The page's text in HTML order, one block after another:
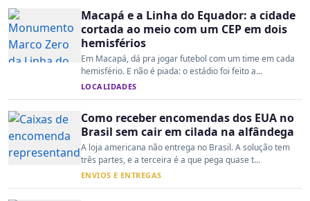
Macapá e a Linha do Equador: a cidade
cortada ao meio com um CEP em dois
hemisférios
Em Macapá, dá pra jogar futebol com um time em cada
hemisfério. E não é piada: o estádio foi feito a...
LOCALIDADES
Como receber encomendas dos EUA no
Brasil sem cair em cilada na alfândega
A loja americana não entrega no Brasil. A solução tem
três partes, e a terceira é a que pega quase t...
ENVIOS E ENTREGAS